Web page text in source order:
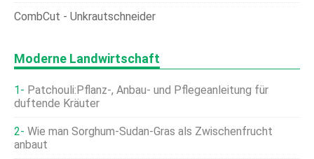
CombCut - Unkrautschneider
Moderne Landwirtschaft
Patchouli:Pflanz-, Anbau- und Pflegeanleitung für
duftende Kräuter
Wie man Sorghum-Sudan-Gras als Zwischenfrucht
anbaut